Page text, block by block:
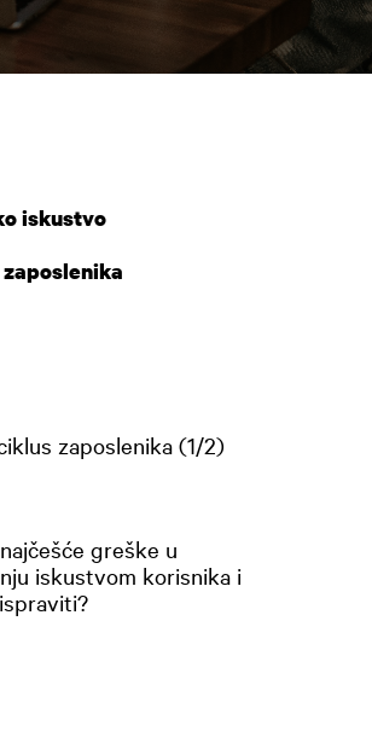
iskustvo
zaposlenika (1/2)
greške u
iskustvom korisnika i